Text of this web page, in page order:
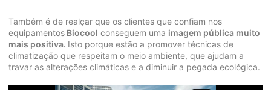
Também é de realçar que os clientes que confiam nos
equipamentos Biocool conseguem uma imagem pública muito
mais positiva. Isto porque estão a promover técnicas de
climatização que respeitam o meio ambiente, que ajudam a
travar as alterações climáticas e a diminuir a pegada ecológica.